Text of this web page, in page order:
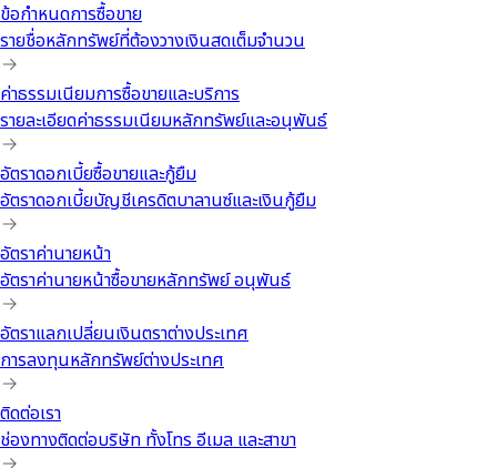
ข้อกำหนดการซื้อขาย
รายชื่อหลักทรัพย์ที่ต้องวางเงินสดเต็มจำนวน
ค่าธรรมเนียมการซื้อขายและบริการ
รายละเอียดค่าธรรมเนียมหลักทรัพย์และอนุพันธ์
อัตราดอกเบี้ยซื้อขายและกู้ยืม
อัตราดอกเบี้ยบัญชีเครดิตบาลานซ์และเงินกู้ยืม
อัตราค่านายหน้า
อัตราค่านายหน้าซื้อขายหลักทรัพย์ อนุพันธ์
อัตราแลกเปลี่ยนเงินตราต่างประเทศ
การลงทุนหลักทรัพย์ต่างประเทศ
ติดต่อเรา
ช่องทางติดต่อบริษัท ทั้งโทร อีเมล และสาขา